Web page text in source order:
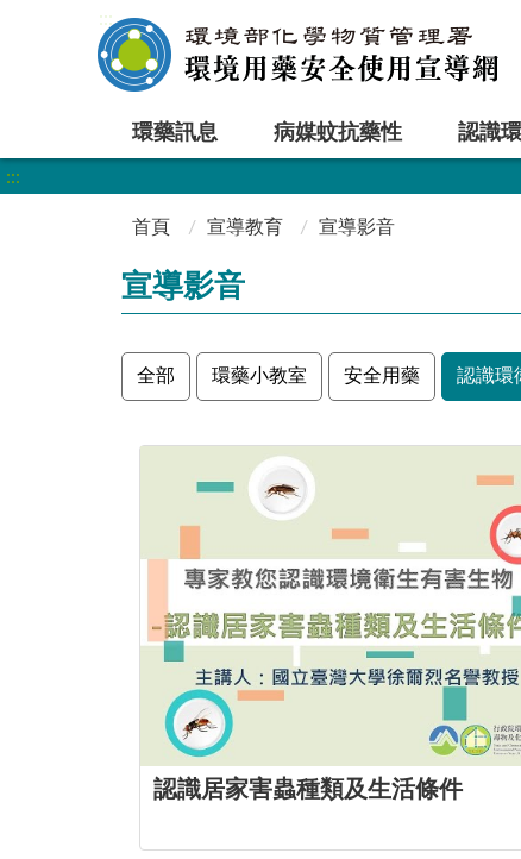
:::
環藥訊息 病媒蚊抗藥性 認識
:::
首頁 宣導教育 宣導影音
宣導影音
全部 環藥小教室 安全用藥 認識環
認識居家害蟲種類及生活條件